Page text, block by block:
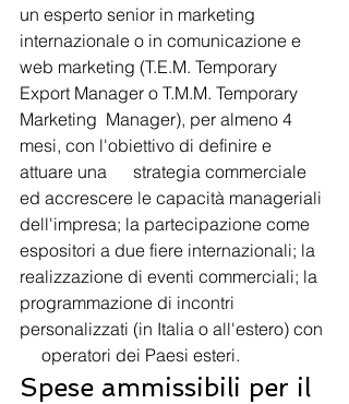
un esperto senior in marketing
internazionale o in comunicazione e
web marketing (T.E.M. Temporary
Export Manager o T.M.M. Temporary
Marketing  Manager), per almeno 4
mesi, con l'obiettivo di definire e
attuare una      strategia commerciale
ed accrescere le capacità manageriali
dell'impresa; la partecipazione come
espositori a due fiere internazionali; la
realizzazione di eventi commerciali; la
programmazione di incontri
personalizzati (in Italia o all'estero) con
     operatori dei Paesi esteri.
Spese ammissibili per il